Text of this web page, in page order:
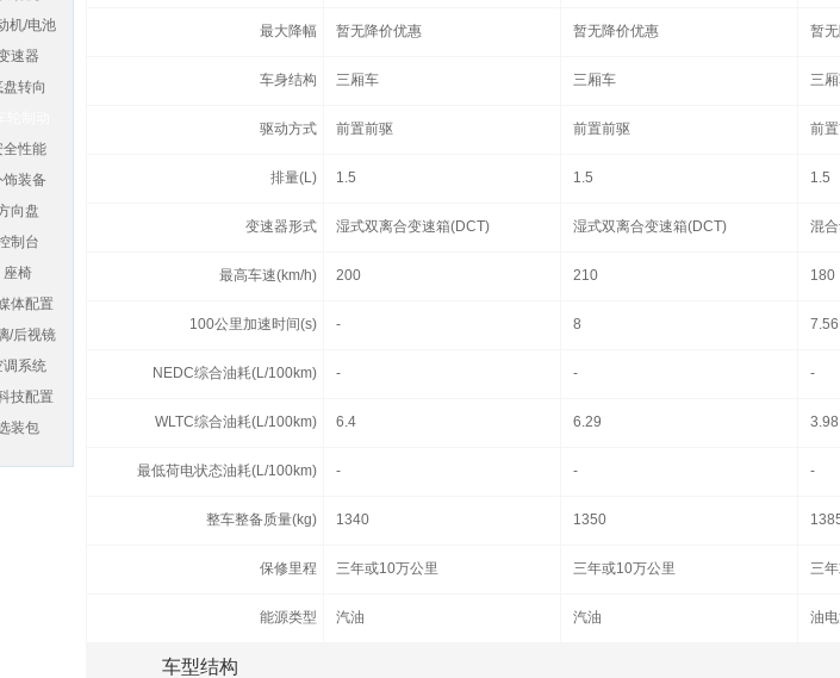
最大降幅 暂无降价优惠 暂无降价优惠 暂
车身结构 三厢车 三厢车 三
驱动方式 前置前驱 前置前驱 前
排量(L) 1.5 1.5 1.5
变速器形式 湿式双离合变速箱(DCT) 湿式双离合变速箱(DCT) 混
最高车速(km/h) 200 210 180
100公里加速时间(s) - 8 7.56
NEDC综合油耗(L/100km) - - -
WLTC综合油耗(L/100km) 6.4 6.29 3.98
最低荷电状态油耗(L/100km) - - -
整车整备质量(kg) 1340 1350
保修里程 三年或10万公里 三年或10万公里 三
能源类型 汽油 汽油 油
车型结构
机/电池
速器
盘转向
全性能
饰装备
向盘
制台
座椅
体配置
/后视镜
调系统
技配置
装包